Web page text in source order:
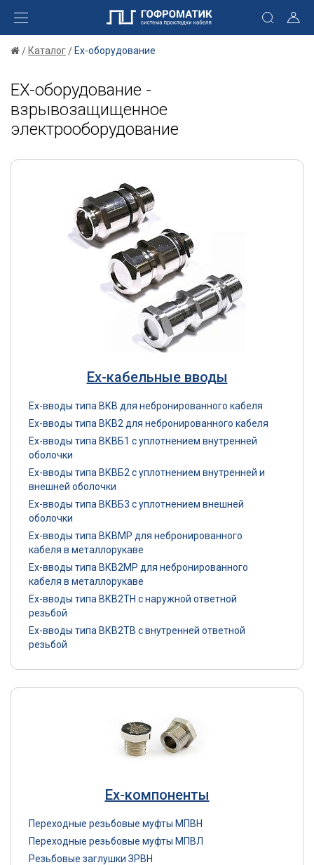
Каталог Ex-оборудование
EX-оборудование -
взрывозащищенное
электрооборудование
Ex-кабельные вводы
Ex-вводы типа ВКВ для небронированного кабеля
Ex-вводы типа ВКВ2 для небронированного кабеля
Ex-вводы типа ВКВБ1 с уплотнением внутренней
оболочки
Ex-вводы типа ВКВБ2 с уплотнением внутренней и
внешней оболочки
Ex-вводы типа ВКВБ3 с уплотнением внешней
оболочки
Ex-вводы типа ВКВМР для небронированного
кабеля в металлорукаве
Ex-вводы типа ВКВ2МР для небронированного
кабеля в металлорукаве
Ex-вводы типа ВКВ2ТН с наружной ответной
резьбой
Ex-вводы типа ВКВ2ТВ с внутренней ответной
резьбой
Ex-компоненты
Переходные резьбовые муфты МПВН
Переходные резьбовые муфты МПВЛ
Резьбовые заглушки ЗРВН